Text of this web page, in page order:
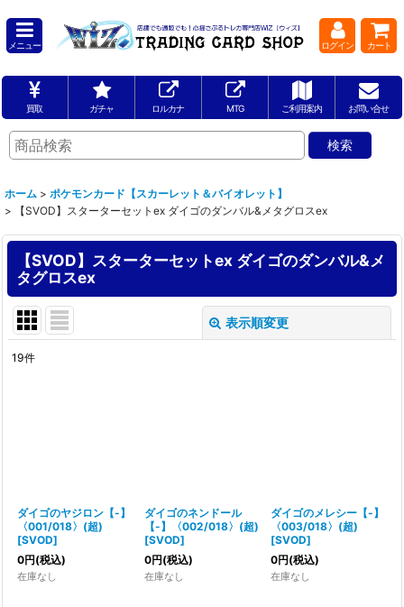
メニュー ログイン カート
買取 ガチャ ロルカナ MTG ご利用案内 お問い合せ
ホーム > ポケモンカード【スカーレット＆バイオレット】
>
【SVOD】スターターセットex ダイゴのダンバル&メタグロスex
【SVOD】スターターセットex ダイゴのダンバル&メ
タグロスex
表示順変更
19件
ダイゴのヤジロン【-】
〈001/018〉(超)
[SVOD]
0円(税込)
在庫なし
ダイゴのネンドール
【-】〈002/018〉(超)
[SVOD]
0円(税込)
在庫なし
ダイゴのメレシー【-】
〈003/018〉(超)
[SVOD]
0円(税込)
在庫なし